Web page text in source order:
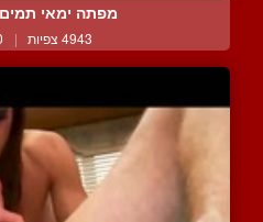
מפתה ימאי תמים
4943 צפיות |
0